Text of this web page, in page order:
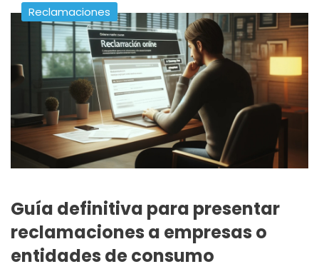
Reclamaciones
Guía definitiva para presentar
reclamaciones a empresas o
entidades de consumo